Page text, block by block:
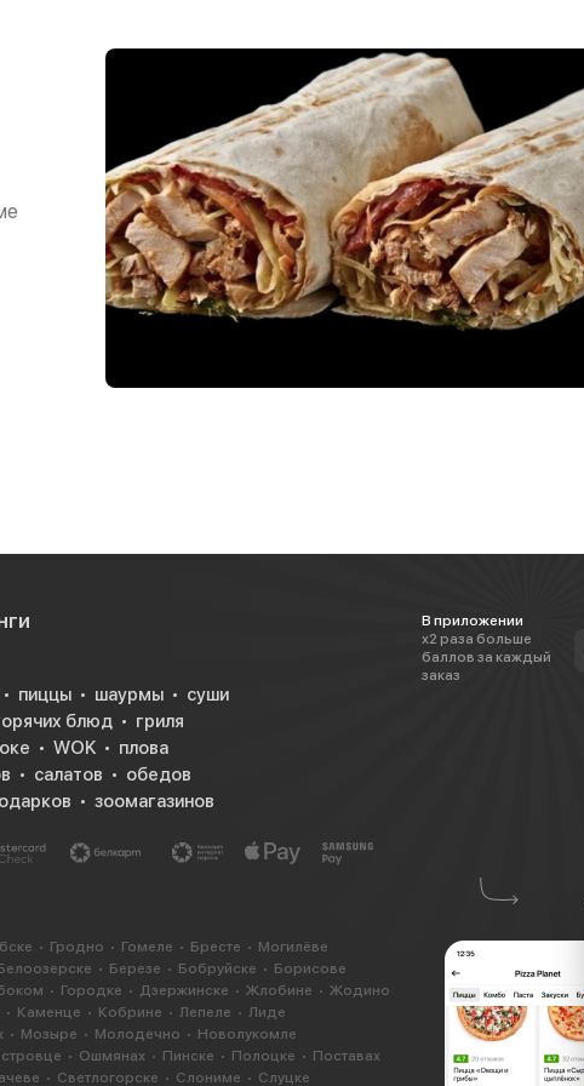
В приложении
х2 раза больше
баллов за каждый
заказ
пиццы шаурмы
суши
блюд
гриля
WOK
плова
салатов
обедов
зоомагазинов
Гродно Гомеле Бресте
Могилёве
Березе Бобруйске
Борисове
Городке Дзержинске Жлобине
Жодино
Каменце Кобрине Лепеле
Лиде
Мозыре Молодечно
Новолукомле
Ошмянах Пинске Полоцке
Поставах
Светлогорске Слониме Слуцке